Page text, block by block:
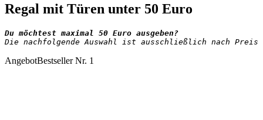
Regal mit Türen unter 50 Euro
Die nachfolgende Auswahl ist ausschließlich nach
AngebotBestseller Nr. 1